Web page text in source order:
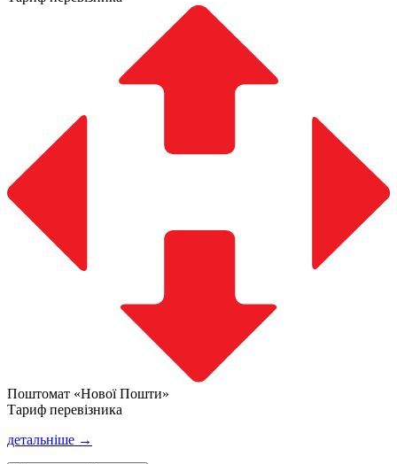
Поштомат «Нової Пошти»
Тариф перевізника
детальніше →